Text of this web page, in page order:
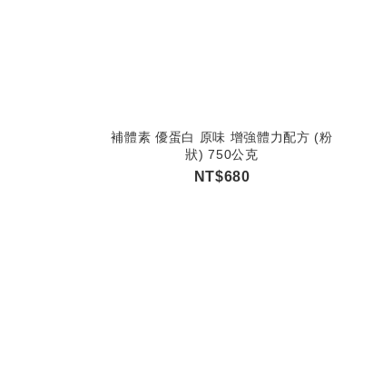
補體素 優蛋白 原味 增強體力配方 (粉
狀) 750公克
NT$680